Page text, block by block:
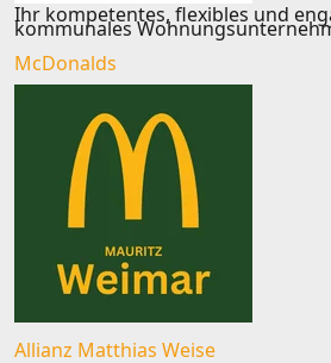
Ihr kompetentes, flexibles und
kommunales
McDonalds
Allianz Matthias Weise